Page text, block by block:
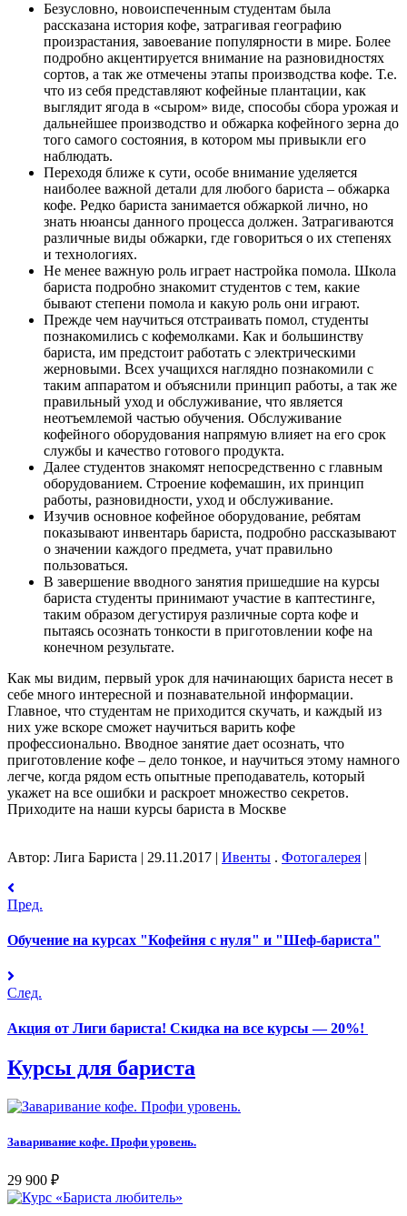
Безусловно, новоиспеченным студентам была
рассказана история кофе, затрагивая географию
произрастания, завоевание популярности в мире. Более
подробно акцентируется внимание на разновидностях
сортов, а так же отмечены этапы производства кофе. Т.е.
что из себя представляют кофейные плантации, как
выглядит ягода в «сыром» виде, способы сбора урожая и
дальнейшее производство и обжарка кофейного зерна до
того самого состояния, в котором мы привыкли его
наблюдать.
Переходя ближе к сути, особе внимание уделяется
наиболее важной детали для любого бариста – обжарка
кофе. Редко бариста занимается обжаркой лично, но
знать нюансы данного процесса должен. Затрагиваются
различные виды обжарки, где говориться о их степенях
и технологиях.
Не менее важную роль играет настройка помола. Школа
бариста подробно знакомит студентов с тем, какие
бывают степени помола и какую роль они играют.
Прежде чем научиться отстраивать помол, студенты
познакомились с кофемолками. Как и большинству
бариста, им предстоит работать с электрическими
жерновыми. Всех учащихся наглядно познакомили с
таким аппаратом и объяснили принцип работы, а так же
правильный уход и обслуживание, что является
неотъемлемой частью обучения. Обслуживание
кофейного оборудования напрямую влияет на его срок
службы и качество готового продукта.
Далее студентов знакомят непосредственно с главным
оборудованием. Строение кофемашин, их принцип
работы, разновидности, уход и обслуживание.
Изучив основное кофейное оборудование, ребятам
показывают инвентарь бариста, подробно рассказывают
о значении каждого предмета, учат правильно
пользоваться.
В завершение вводного занятия пришедшие на курсы
бариста студенты принимают участие в каптестинге,
таким образом дегустируя различные сорта кофе и
пытаясь осознать тонкости в приготовлении кофе на
конечном результате.
Как мы видим, первый урок для начинающих бариста несет в
себе много интересной и познавательной информации.
Главное, что студентам не приходится скучать, и каждый из
них уже вскоре сможет научиться варить кофе
профессионально. Вводное занятие дает осознать, что
приготовление кофе – дело тонкое, и научиться этому намного
легче, когда рядом есть опытные преподаватель, который
укажет на все ошибки и раскроет множество секретов.
Приходите на наши курсы бариста в Москве
Автор: Лига Бариста | 29.11.2017 | Ивенты . Фотогалерея |
Пред.
Обучение на курсах "Кофейня с нуля" и "Шеф-бариста"
След.
Акция от Лиги бариста! Скидка на все курсы — 20%!
Курсы для бариста
Заваривание кофе. Профи уровень.
29 900 ₽